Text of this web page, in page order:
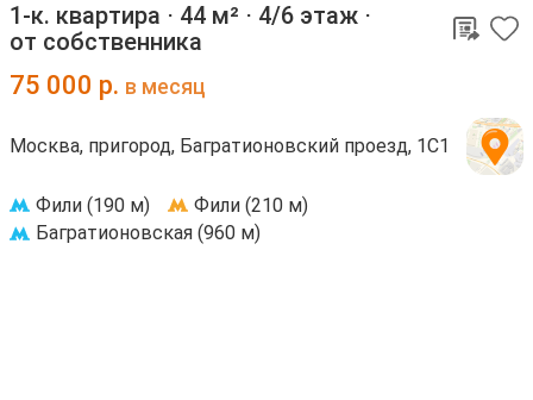
1-к. квартира ⋅ 44 м² ⋅ 4/6 этаж ⋅
от собственника
75 000 р. в месяц
Москва, пригород, Багратионовский проезд, 1С1
Фили (190 м)
Фили (210 м)
Багратионовская (960 м)